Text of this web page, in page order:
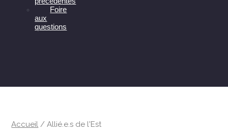
Foire
aux
questions
Accueil /Allié.e.s de l'Est